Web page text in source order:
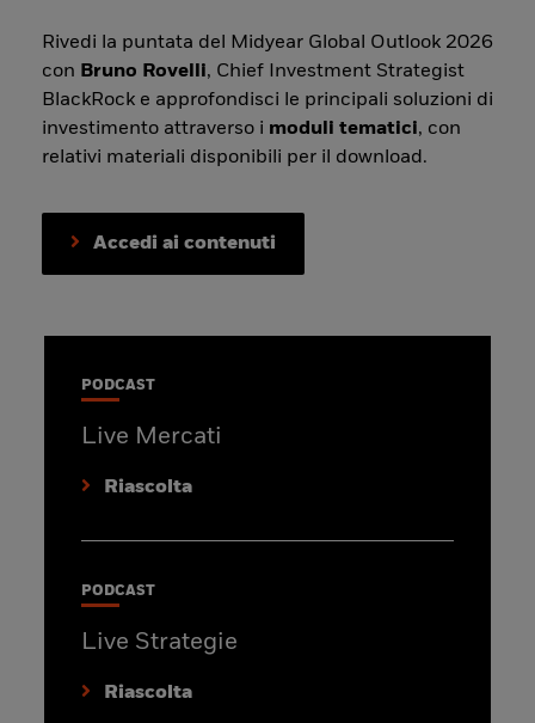
Rivedi la puntata del Midyear Global Outlook 2026
con Bruno Rovelli, Chief Investment Strategist
BlackRock e approfondisci le principali soluzioni di
investimento attraverso i moduli tematici, con
relativi materiali disponibili per il download.
Accedi ai contenuti
PODCAST
Live Mercati
Riascolta
PODCAST
Live Strategie
Riascolta